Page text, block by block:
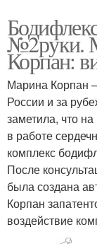
№2руки.
Корпан:
Марина Корпан
России и за
заметила, что
в работе
комплекс
После
была создана
Корпан
воздействие